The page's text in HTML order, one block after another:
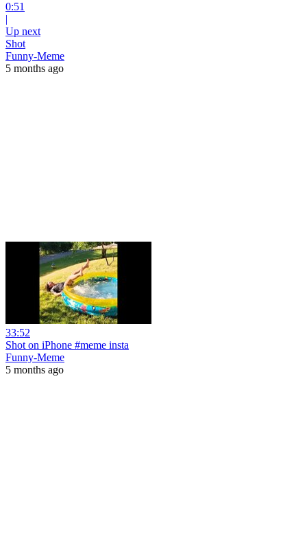
0:51
|
Up next
Shot
Funny-Meme
5 months ago
33:52
Shot on iPhone #meme insta
Funny-Meme
5 months ago